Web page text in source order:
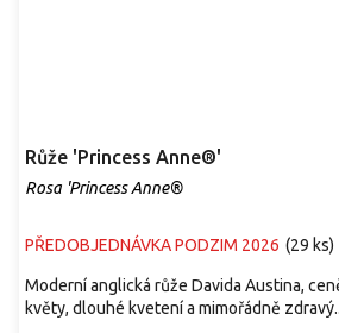
Růže 'Princess Anne®'
Rosa 'Princess Anne®
PŘEDOBJEDNÁVKA PODZIM 2026 (29 ks)
Moderní anglická růže Davida Austina,
květy, dlouhé kvetení a mimořádně